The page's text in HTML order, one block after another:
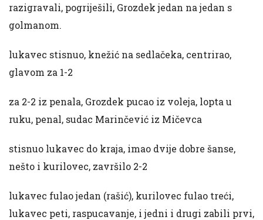
razigravali, pogriješili, Grozdek jedan na jedan s
golmanom.
lukavec stisnuo, knežić na sedlačeka, centrirao,
glavom za 1-2
za 2-2 iz penala, Grozdek pucao iz voleja, lopta u
ruku, penal, sudac Marinčević iz Mičevca
stisnuo lukavec do kraja, imao dvije dobre šanse,
nešto i kurilovec, završilo 2-2
lukavec fulao jedan (rašić), kurilovec fulao treći,
lukavec peti, raspucavanje, i jedni i drugi zabili prvi,